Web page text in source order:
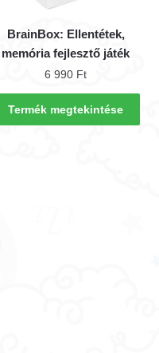
BrainBox: Ellentétek,
memória fejlesztő játék
6 990 Ft
Termék megtekintése